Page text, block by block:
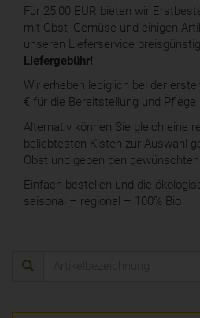
Für 25,00 EUR bieten wir
mit Obst, Gemüse und einigen
unseren Lieferservice
Liefergebühr!
Wir erheben lediglich bei der
€ für die Bereitstellung und
Alternativ können Sie gleich eine
beliebtesten Kisten zur Auswahl
Obst und geben den gewünschten
Einfach bestellen und die
saisonal – regional – 100% Bio